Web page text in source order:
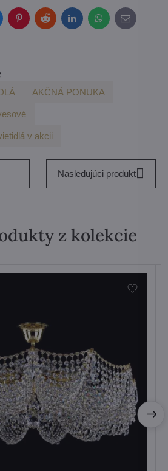
PinterestRedditLinkedInWhatsApp
E-
mail
AKČNÁ PONUKA
v akcii
Nasledujúci produkt
z kolekcie